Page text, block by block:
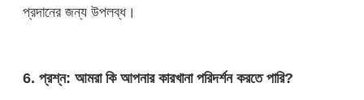
প্রদানের জন্য উপলব্ধ।
6. প্রশ্ন: আমরা কি আপনার কারখানা পরিদর্শন করতে পারি?